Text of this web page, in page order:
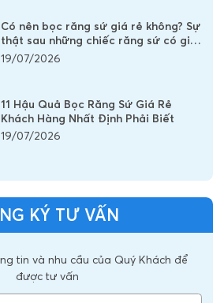
Có nên bọc răng sứ giá rẻ không? Sự
thật sau những chiếc răng sứ có giá
vài trăm nghìn
19/07/2026
11 Hậu Quả Bọc Răng Sứ Giá Rẻ
Khách Hàng Nhất Định Phải Biết
19/07/2026
KÝ TƯ VẤN
tin và nhu cầu của Quý Khách để
được tư vấn